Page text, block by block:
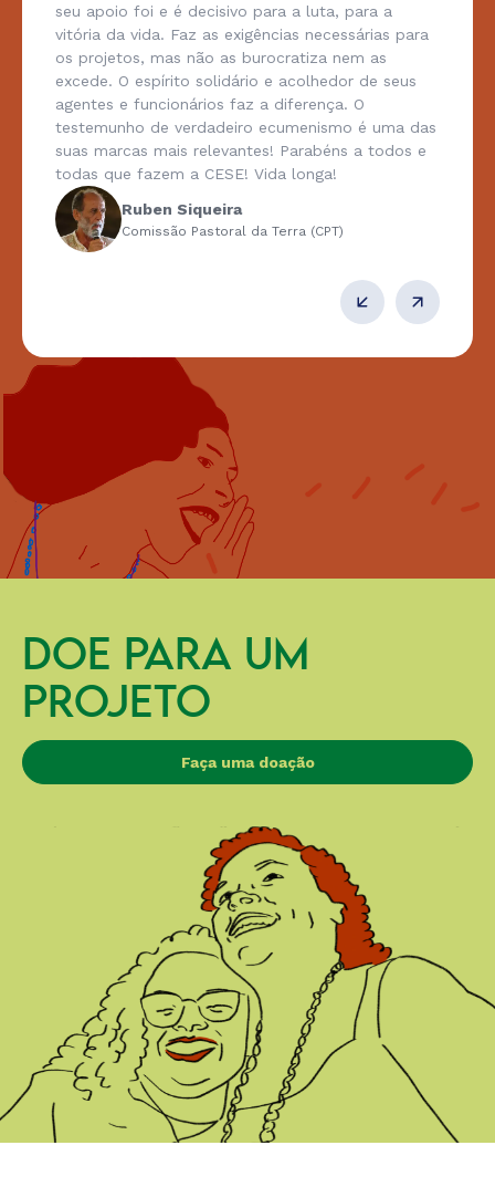
seu apoio foi e é decisivo para a luta, para a
vitória da vida. Faz as exigências necessárias para
os projetos, mas não as burocratiza nem as
excede. O espírito solidário e acolhedor de seus
agentes e funcionários faz a diferença. O
testemunho de verdadeiro ecumenismo é uma das
suas marcas mais relevantes! Parabéns a todos e
todas que fazem a CESE! Vida longa!
Ruben Siqueira
Comissão Pastoral da Terra (CPT)
DOE PARA UM
PROJETO
Faça uma doação